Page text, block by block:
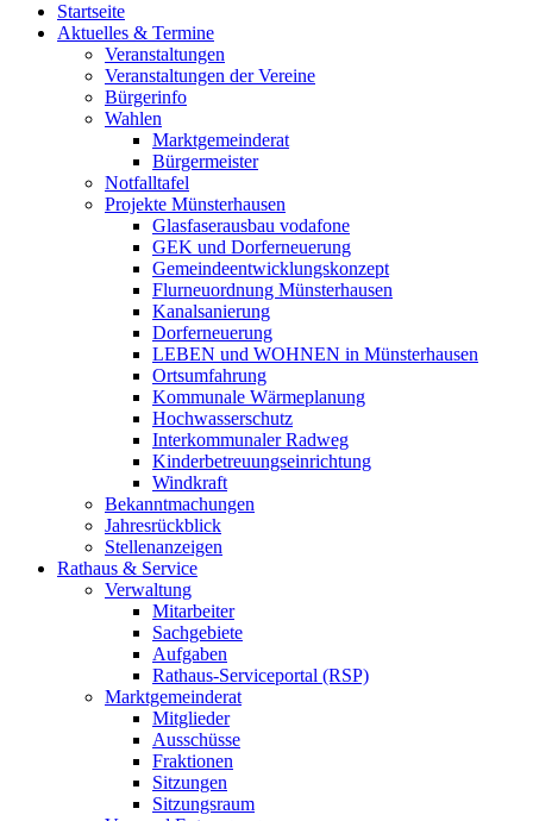
Startseite
Aktuelles & Termine
Veranstaltungen
Veranstaltungen der Vereine
Bürgerinfo
Wahlen
Marktgemeinderat
Bürgermeister
Notfalltafel
Projekte Münsterhausen
Glasfaserausbau vodafone
GEK und Dorferneuerung
Gemeindeentwicklungskonzept
Flurneuordnung Münsterhausen
Kanalsanierung
Dorferneuerung
LEBEN und WOHNEN in Münsterhausen
Ortsumfahrung
Kommunale Wärmeplanung
Hochwasserschutz
Interkommunaler Radweg
Kinderbetreuungseinrichtung
Windkraft
Bekanntmachungen
Jahresrückblick
Stellenanzeigen
Rathaus & Service
Verwaltung
Mitarbeiter
Sachgebiete
Aufgaben
Rathaus-Serviceportal (RSP)
Marktgemeinderat
Mitglieder
Ausschüsse
Fraktionen
Sitzungen
Sitzungsraum